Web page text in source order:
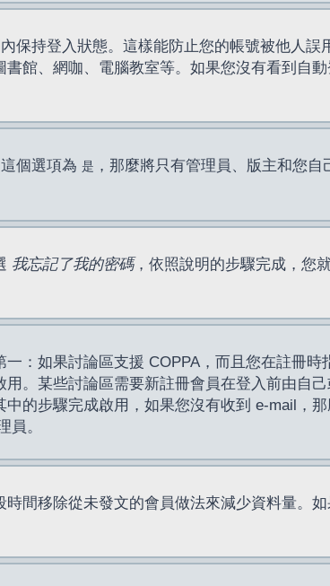
保持登入狀態。這樣能防止您的帳號被他人誤
館、網咖、電腦教室等。如果您沒有看到自
個選項為 是 ，那麼將只有管理員、版主和您
我忘記了我的密碼，依照說明的步驟完成，您
：如果討論區支援 COPPA，而且您在註冊時
。某些討論區需要新註冊會員在登入前由自
的步驟完成啟用，如果您沒有收到 e-mail，
。
間移除從未發文的會員做法來減少資料量。